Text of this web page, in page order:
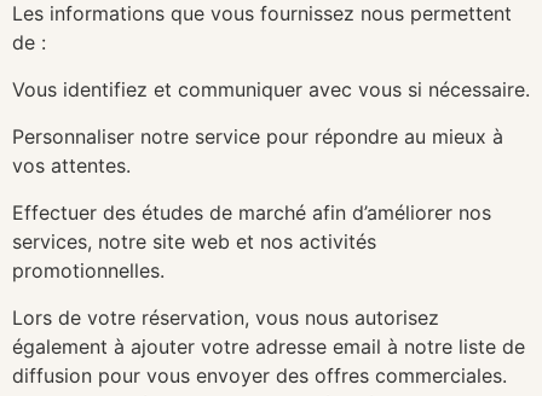
Les informations que vous fournissez nous permettent
de :
Vous identifiez et communiquer avec vous si nécessaire.
Personnaliser notre service pour répondre au mieux à
vos attentes.
Effectuer des études de marché afin d’améliorer nos
services, notre site web et nos activités
promotionnelles.
Lors de votre réservation, vous nous autorisez
également à ajouter votre adresse email à notre liste de
diffusion pour vous envoyer des offres commerciales.